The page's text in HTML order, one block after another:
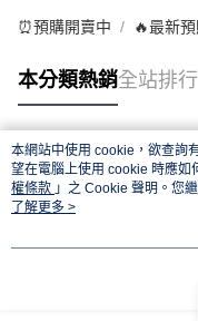
⏰預購開賣中 🔥最新
本分類熱銷全站排行
熱門標籤
本網站中使用 cookie，欲查詢
望在電腦上使用 cookie 時應如
權條款 」之 Cookie 聲明。您
用條款之 Cookie 聲明使用
了解更多 >